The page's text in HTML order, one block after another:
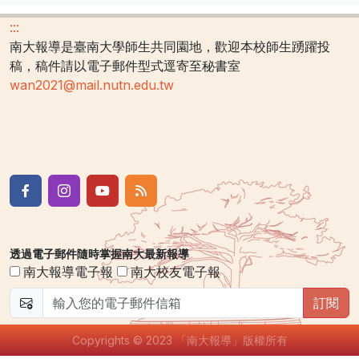
:::
南大報導是臺南大學師生共同園地，歡迎本校師生踴躍投
稿，稿件請以電子郵件型式逕寄至秘書室
wan2021@mail.nutn.edu.tw
透過電子郵件隨時掌握南大最新報導
南大報導電子報
南大校友電子報
訂閱
Copyrights © 2023 「南大報導」版權所有